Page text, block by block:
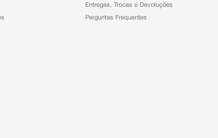
Entregas, Trocas e Devoluções
Perguntas Frequentes